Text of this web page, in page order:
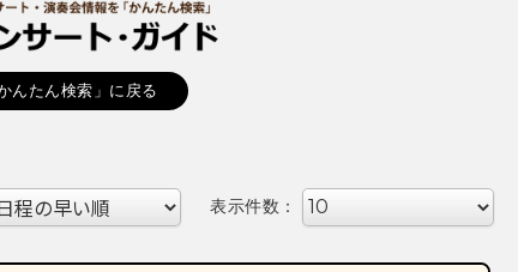
んたん検索」に戻る
表示件数：